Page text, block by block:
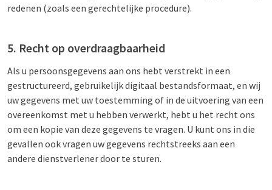
redenen (zoals een gerechtelijke procedure).
5. Recht op overdraagbaarheid
Als u persoonsgegevens aan ons hebt verstrekt in een
gestructureerd, gebruikelijk digitaal bestandsformaat, en wij
uw gegevens met uw toestemming of in de uitvoering van een
overeenkomst met u hebben verwerkt, hebt u het recht ons
om een kopie van deze gegevens te vragen. U kunt ons in die
gevallen ook vragen uw gegevens rechtstreeks aan een
andere dienstverlener door te sturen.